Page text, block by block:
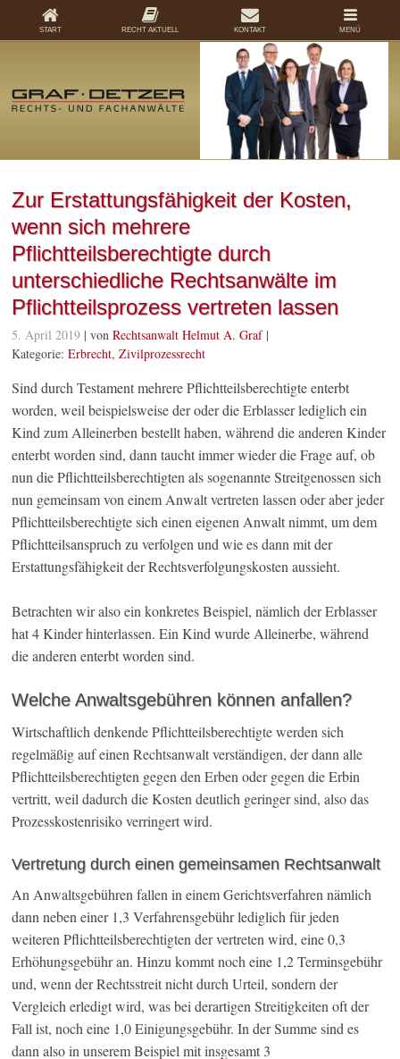
Zur Erstattungsfähigkeit der Kosten,
wenn sich mehrere
Pflichtteilsberechtigte durch
unterschiedliche Rechtsanwälte im
Pflichtteilsprozess vertreten lassen
5. April 2019 | vonRechtsanwalt Helmut A. Graf|
Kategorie:Erbrecht,Zivilprozessrecht
Sind durch Testament mehrere Pflichtteilsberechtigte enterbt
worden, weil beispielsweise der oder die Erblasser lediglich ein
Kind zum Alleinerben bestellt haben, während die anderen Kinder
enterbt worden sind, dann taucht immer wieder die Frage auf, ob
nun die Pflichtteilsberechtigten als sogenannte Streitgenossen sich
nun gemeinsam von einem Anwalt vertreten lassen oder aber jeder
Pflichtteilsberechtigte sich einen eigenen Anwalt nimmt, um dem
Pflichtteilsanspruch zu verfolgen und wie es dann mit der
Erstattungsfähigkeit der Rechtsverfolgungskosten aussieht.
Betrachten wir also ein konkretes Beispiel, nämlich der Erblasser
hat 4 Kinder hinterlassen. Ein Kind wurde Alleinerbe, während
die anderen enterbt worden sind.
Welche Anwaltsgebühren können anfallen?
Wirtschaftlich denkende Pflichtteilsberechtigte werden sich
regelmäßig auf einen Rechtsanwalt verständigen, der dann alle
Pflichtteilsberechtigten gegen den Erben oder gegen die Erbin
vertritt, weil dadurch die Kosten deutlich geringer sind, also das
Prozesskostenrisiko verringert wird.
Vertretung durch einen gemeinsamen Rechtsanwalt
An Anwaltsgebühren fallen in einem Gerichtsverfahren nämlich
dann neben einer 1,3 Verfahrensgebühr lediglich für jeden
weiteren Pflichtteilsberechtigten der vertreten wird, eine 0,3
Erhöhungsgebühr an. Hinzu kommt noch eine 1,2 Terminsgebühr
und, wenn der Rechtsstreit nicht durch Urteil, sondern der
Vergleich erledigt wird, was bei derartigen Streitigkeiten oft der
Fall ist, noch eine 1,0 Einigungsgebühr. In der Summe sind es
dann also in unserem Beispiel mit insgesamt 3
START RECHT AKTUELL KONTAKT MENÜ